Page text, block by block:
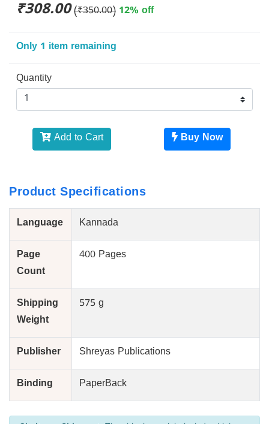
₹308.00 (₹350.00) 12% off
Only 1 item remaining
Quantity
Add to Cart Buy Now
Product Specifications
Language Kannada
Page
Count
400 Pages
Shipping
Weight
575 g
Publisher Shreyas Publications
Binding PaperBack